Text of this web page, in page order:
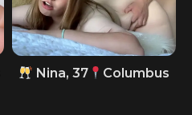
Nina, 37 Columbus